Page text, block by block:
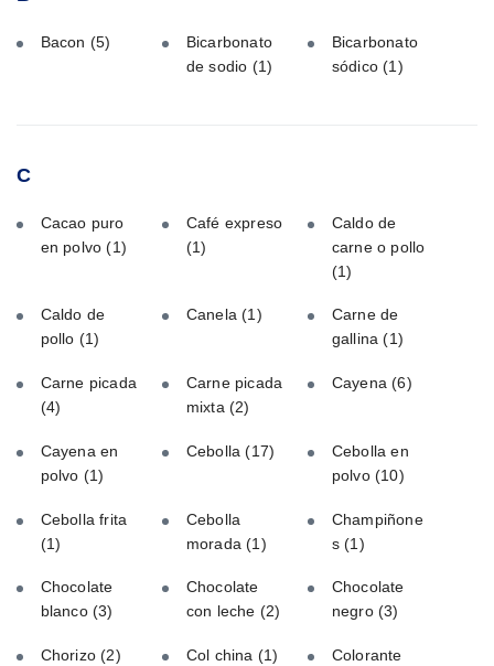
Bacon (5)
Bicarbonato
de sodio (1)
Bicarbonato
sódico(1)
C
Cacao puro
en polvo(1)
Café expreso
(1)
Caldo de
carne o pollo
(1)
Caldo de
pollo (1)
Canela(1)
Carne de
gallina(1)
Carne picada
(4)
Carne picada
mixta (2)
Cayena(6)
Cayena en
polvo (1)
Cebolla(17)
Cebolla en
polvo(10)
Cebolla frita
(1)
Cebolla
morada(1)
Champiñone
s(1)
Chocolate
blanco (3)
Chocolate
con leche (2)
Chocolate
negro(3)
Chorizo(2) Col china (1) Colorante